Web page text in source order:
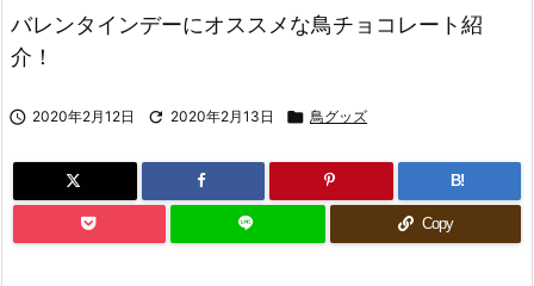
バレンタインデーにオススメな鳥チョコレート紹
介！
 2020年2月12日  2020年2月13日  鳥グッズ
B!
Copy